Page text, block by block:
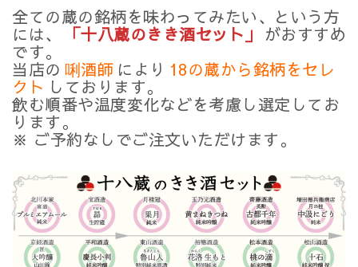
全ての蔵の銘柄を味わってみたい、という方
には、
「十八蔵のきき酒セット」
がおすすめ
です。
当店の 唎酒師 により 18の蔵から銘柄をセレ
クト しております。
飲む順番や温度変化などを考慮し選定してお
ります。
※ ご予約なしでご注文いただけます。